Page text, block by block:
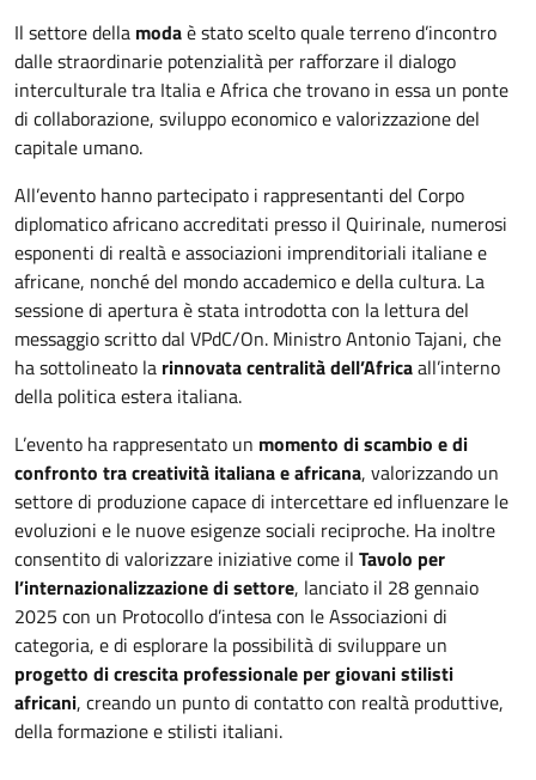
Il settore della modaè stato scelto quale terreno d’incontro
dalle straordinarie potenzialità per rafforzare il dialogo
interculturale tra Italia e Africa che trovano in essa un ponte
di collaborazione, sviluppo economico e valorizzazione del
capitale umano.
All’evento hanno partecipato i rappresentanti del Corpo
diplomatico africano accreditati presso il Quirinale, numerosi
esponenti di realtà e associazioni imprenditoriali italiane e
africane, nonché del mondo accademico e della cultura. La
sessione di apertura è stata introdotta con la lettura del
messaggio scritto dal VPdC/On. Ministro Antonio Tajani, che
ha sottolineato la rinnovata centralità dell’Africaall’interno
della politica estera italiana.
L’evento ha rappresentato un momento di scambio e di
confronto tra creatività italiana e africana, valorizzando un
settore di produzione capace di intercettare ed influenzare le
evoluzioni e le nuove esigenze sociali reciproche. Ha inoltre
consentito di valorizzare iniziative come il Tavolo per
l’internazionalizzazione di settore, lanciato il 28 gennaio
2025 con un Protocollo d’intesa con le Associazioni di
categoria, e di esplorare la possibilità di sviluppare un
progetto di crescita professionale per giovani stilisti
africani, creando un punto di contatto con realtà produttive,
della formazione e stilisti italiani.